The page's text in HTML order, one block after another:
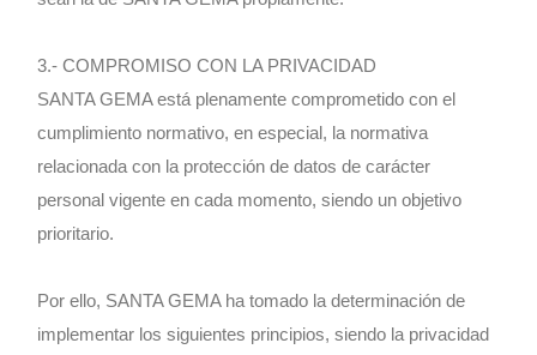
3.- COMPROMISO CON LA PRIVACIDAD
SANTA GEMA está plenamente comprometido con el
cumplimiento normativo, en especial, la normativa
relacionada con la protección de datos de carácter
personal vigente en cada momento, siendo un objetivo
prioritario.
Por ello, SANTA GEMA ha tomado la determinación de
implementar los siguientes principios, siendo la privacidad